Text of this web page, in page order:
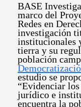
BASE
marco del
Redes en
investigación
institucionales
tierra y su
población
estudio se
“Evidenciar
jurídico e
encuentra la